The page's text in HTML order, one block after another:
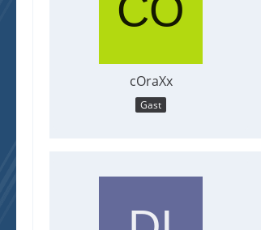
cOraXx
Gast